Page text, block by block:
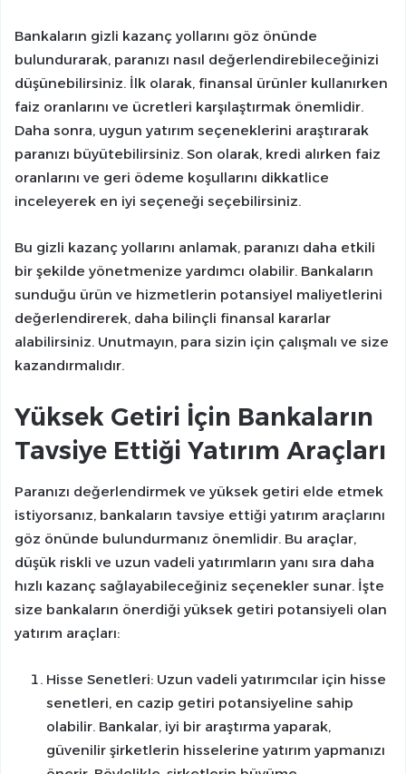
Bankaların gizli kazanç yollarını göz önünde
bulundurarak, paranızı nasıl değerlendirebileceğinizi
düşünebilirsiniz. İlk olarak, finansal ürünler kullanırken
faiz oranlarını ve ücretleri karşılaştırmak önemlidir.
Daha sonra, uygun yatırım seçeneklerini araştırarak
paranızı büyütebilirsiniz. Son olarak, kredi alırken faiz
oranlarını ve geri ödeme koşullarını dikkatlice
inceleyerek en iyi seçeneği seçebilirsiniz.
Bu gizli kazanç yollarını anlamak, paranızı daha etkili
bir şekilde yönetmenize yardımcı olabilir. Bankaların
sunduğu ürün ve hizmetlerin potansiyel maliyetlerini
değerlendirerek, daha bilinçli finansal kararlar
alabilirsiniz. Unutmayın, para sizin için çalışmalı ve size
kazandırmalıdır.
Yüksek Getiri İçin Bankaların
Tavsiye Ettiği Yatırım Araçları
Paranızı değerlendirmek ve yüksek getiri elde etmek
istiyorsanız, bankaların tavsiye ettiği yatırım araçlarını
göz önünde bulundurmanız önemlidir. Bu araçlar,
düşük riskli ve uzun vadeli yatırımların yanı sıra daha
hızlı kazanç sağlayabileceğiniz seçenekler sunar. İşte
size bankaların önerdiği yüksek getiri potansiyeli olan
yatırım araçları:
Hisse Senetleri: Uzun vadeli yatırımcılar için hisse
senetleri, en cazip getiri potansiyeline sahip
olabilir. Bankalar, iyi bir araştırma yaparak,
güvenilir şirketlerin hisselerine yatırım yapmanızı